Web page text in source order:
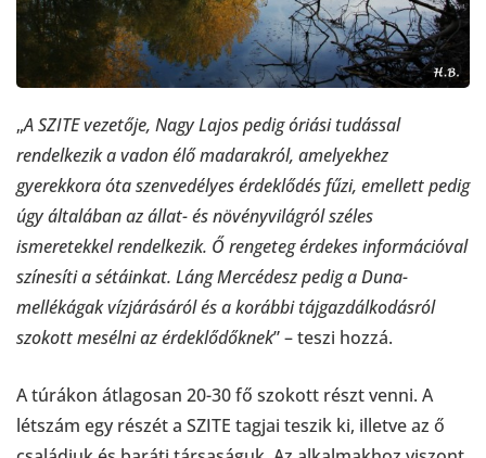
„A SZITE vezetője, Nagy Lajos pedig óriási tudással
rendelkezik a vadon élő madarakról, amelyekhez
gyerekkora óta szenvedélyes érdeklődés fűzi, emellett pedig
úgy általában az állat- és növényvilágról széles
ismeretekkel rendelkezik. Ő rengeteg érdekes információval
színesíti a sétáinkat. Láng Mercédesz pedig a Duna-
mellékágak vízjárásáról és a korábbi tájgazdálkodásról
szokott mesélni az érdeklődőknek” – teszi hozzá.
A túrákon átlagosan 20-30 fő szokott részt venni. A
létszám egy részét a SZITE tagjai teszik ki, illetve az ő